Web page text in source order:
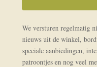
We versturen regelmatig
nieuws uit de winkel,
speciale aanbiedingen,
patroontjes en nog veel